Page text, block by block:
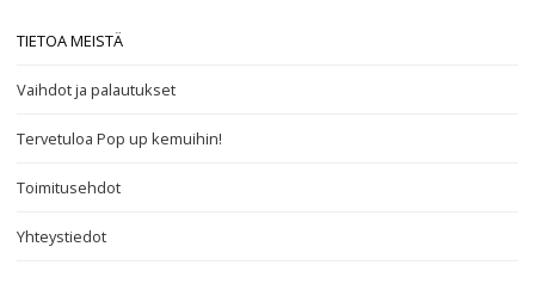
TIETOA MEISTÄ
Vaihdot ja palautukset
Tervetuloa Pop up kemuihin!
Toimitusehdot
Yhteystiedot